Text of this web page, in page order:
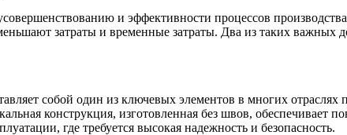
и эффективности процессов
затраты и временные затраты. Два из таких
собой один из ключевых элементов в многих
конструкция, изготовленная без швов, обеспечивает
где требуется высокая надежность и безопасность.